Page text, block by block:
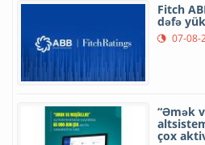
Fitch
dəfə
07-08-
“Əmək
çox